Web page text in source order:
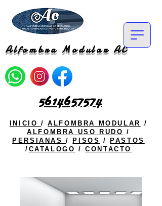
Alfombra Modular AC
5614657574
INICIO/ALFOMBRA MODULAR
/
ALFOMBRA USO RUDO /
PERSIANAS/ PISOS /
PASTOS
/ CATALOGO /CONTACTO